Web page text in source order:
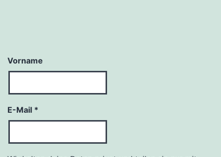
Vorname
E-Mail *